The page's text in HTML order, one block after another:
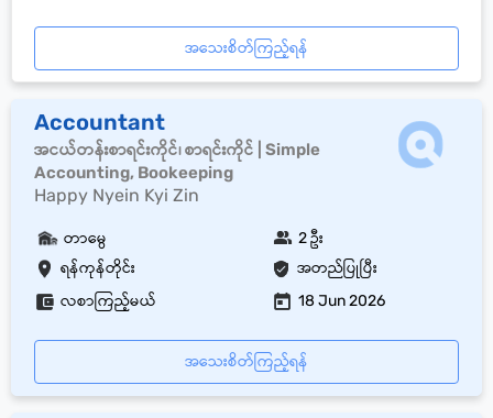
အသေးစိတ်ကြည့်ရန်
Accountant
အငယ်တန်းစာရင်းကိုင်၊ စာရင်းကိုင် | Simple
Accounting, Bookeeping
Happy Nyein Kyi Zin
ရန်ကုန်တိုင်း အတည်ပြုပြီး
တာမွေ 2 ဦး
လစာကြည့်မယ် 18 Jun 2026
အသေးစိတ်ကြည့်ရန်